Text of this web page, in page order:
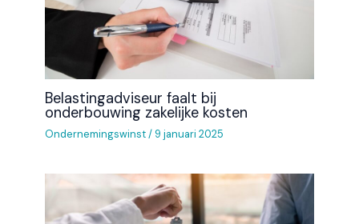
Belastingadviseur faalt bij
onderbouwing zakelijke kosten
Ondernemingswinst/ 9 januari 2025